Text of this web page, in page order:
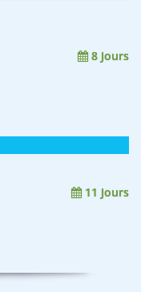
8 Jours
11 Jours